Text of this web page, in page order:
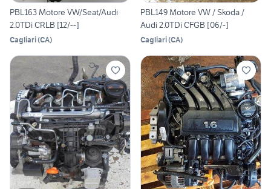
PBL163 Motore VW/Seat/Audi
2.0TDi CRLB [12/--]
Cagliari(CA)
PBL149 Motore VW / Skoda /
Audi 2.0TDi CFGB [06/-]
Cagliari(CA)